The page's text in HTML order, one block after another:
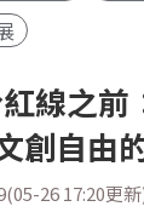
線之前
創自由
26 17:20更